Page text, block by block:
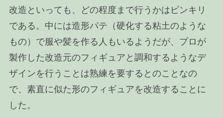
改造といっても、どの程度まで行うかはピンキリ
である。中には造形パテ（硬化する粘土のような
もの）で服や髪を作る人もいるようだが、プロが
製作した改造元のフィギュアと調和するようなデ
ザインを行うことは熟練を要するとのことなの
で、素直に似た形のフィギュアを改造することに
した。